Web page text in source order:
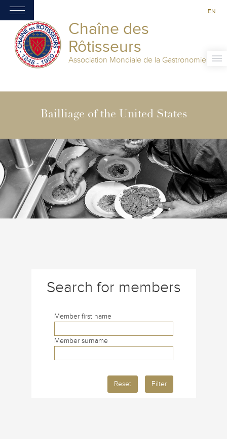
Chaîne des
Rôtisseurs
Association Mondiale de la Gastronomie
EN
Bailliage of the United States
Search for members
Member first name
Member surname
Reset Filter